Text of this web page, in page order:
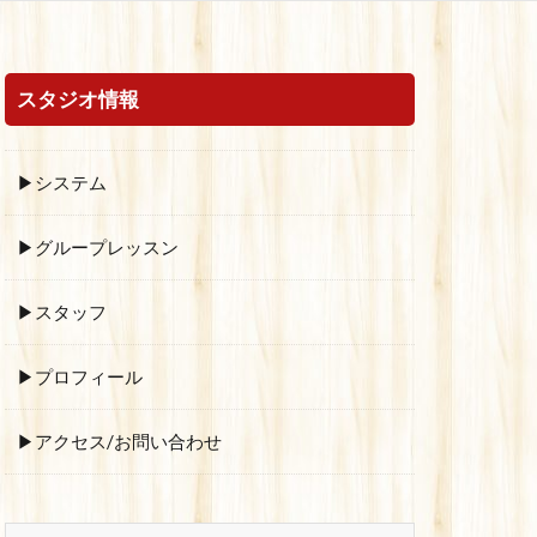
スタジオ情報
▶システム
▶グループレッスン
▶スタッフ
▶プロフィール
▶アクセス/お問い合わせ